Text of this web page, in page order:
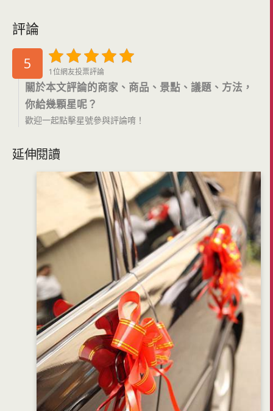
評論
5 1位網友投票評論
關於本文評論的商家、商品、景點、議題、方法，
你給幾顆星呢？
歡迎一起點擊星號參與評論唷！
延伸閱讀